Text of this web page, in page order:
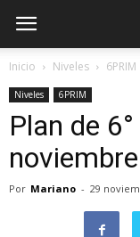
Inicio Niveles 6PRIM
Niveles 6PRIM
Plan de
noviembre
Por Mariano - 29